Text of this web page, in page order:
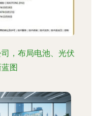
，布局电池、光伏
图